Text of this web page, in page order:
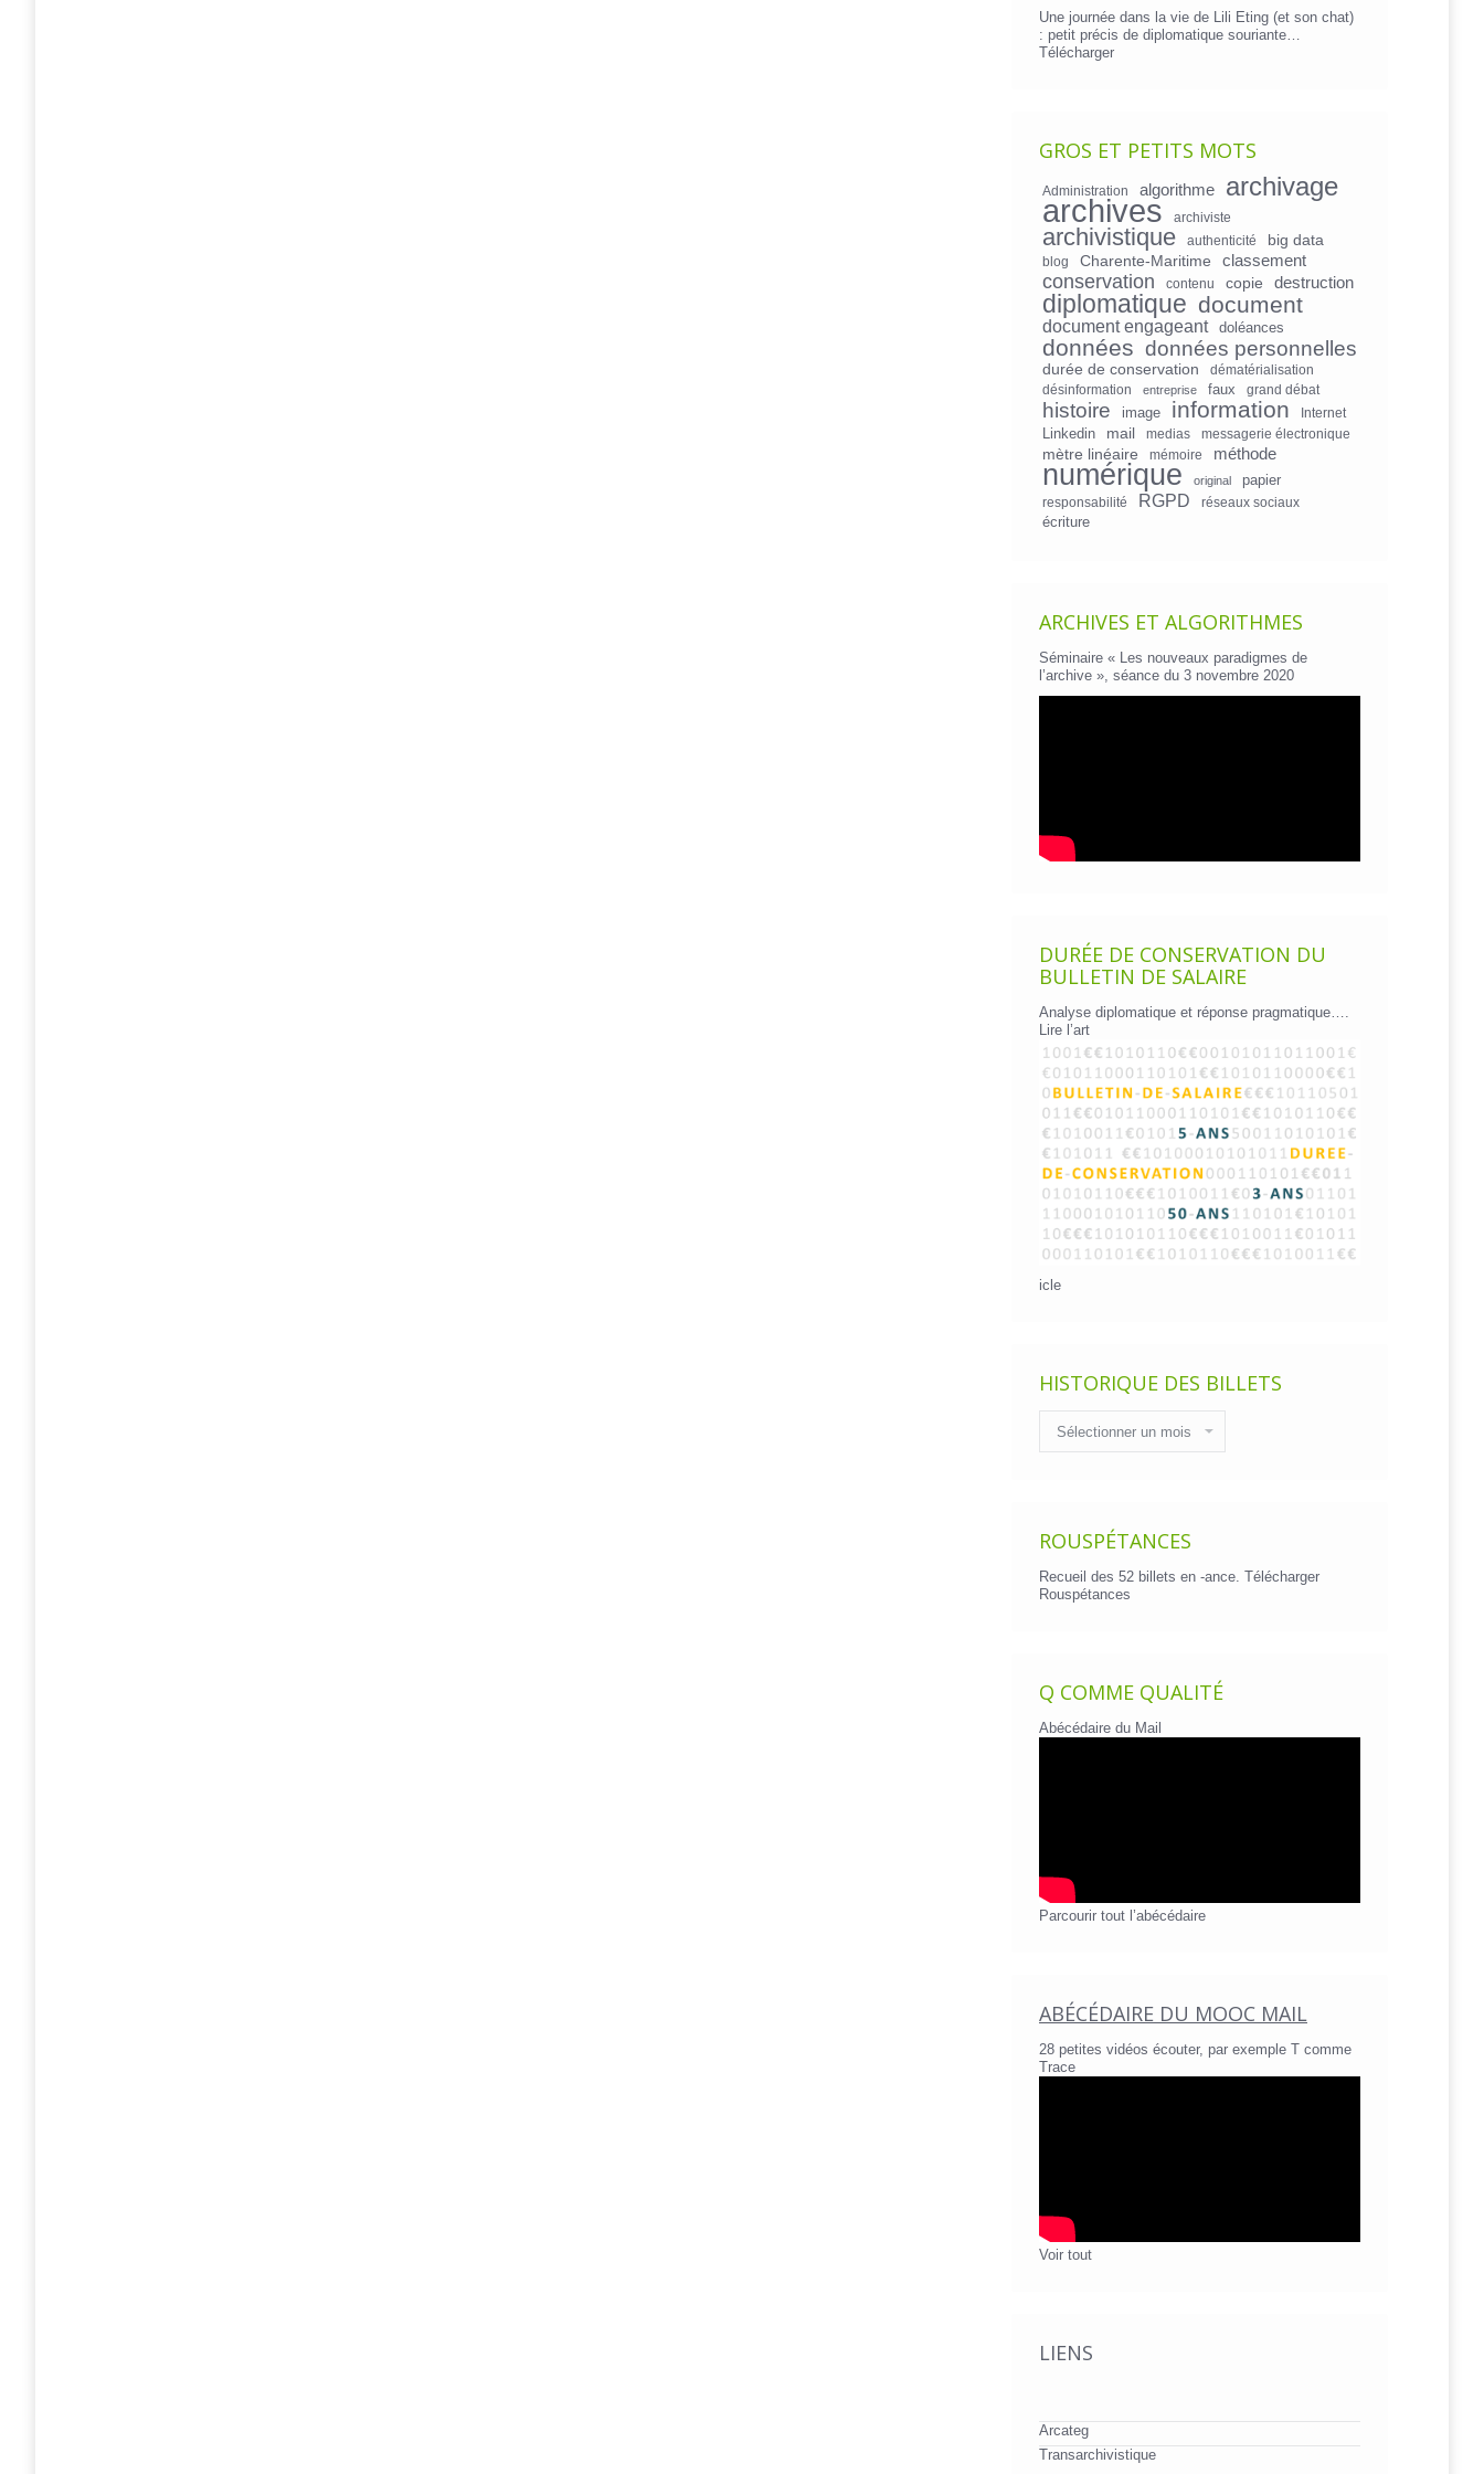
Une journée dans la vie de Lili Eting (et son chat)
: petit précis de diplomatique souriante…
Télécharger
GROS ET PETITS MOTS
Administration algorithme archivage
archives archiviste
archivistique authenticité big data
blog Charente-Maritime classement
conservation contenu copie destruction
diplomatique document
document engageant doléances
données données personnelles
durée de conservation
dématérialisation
désinformation
entreprise faux grand débat
histoire image information Internet
Linkedin mail medias messagerie électronique
mètre linéaire mémoire méthode
numérique original papier
responsabilité RGPD réseaux sociaux
écriture
ARCHIVES ET ALGORITHMES
Séminaire « Les nouveaux paradigmes de
l’archive », séance du 3 novembre 2020
DURÉE DE CONSERVATION DU
BULLETIN DE SALAIRE
Analyse diplomatique et réponse pragmatique….
Lire l’art
icle
HISTORIQUE DES BILLETS
des
billets
ROUSPÉTANCES
Recueil des 52 billets en -ance. Télécharger
Rouspétances
Q COMME QUALITÉ
Abécédaire du Mail
Parcourir tout l’abécédaire
ABÉCÉDAIRE DU MOOC MAIL
28 petites vidéos écouter, par exemple T comme
Trace
Voir tout
LIENS
Arcateg
Transarchivistique